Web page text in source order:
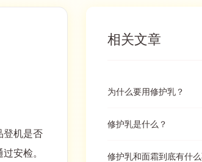
登机是否
安检。
相关文章
为什么要用修护乳？
修护乳是什么？
修护乳和面霜到底有什